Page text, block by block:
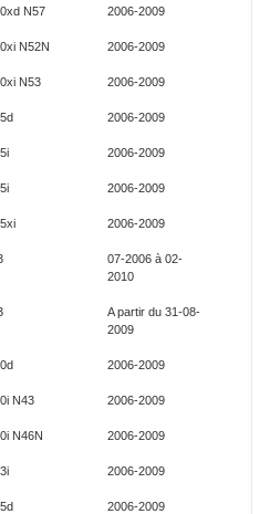
N57 2006-2009
N52N 2006-2009
N53 2006-2009
2006-2009
2006-2009
2006-2009
2006-2009
07-2006 à 02-
2010
A partir du 31-08-
2009
2006-2009
N43 2006-2009
N46N 2006-2009
2006-2009
2006-2009